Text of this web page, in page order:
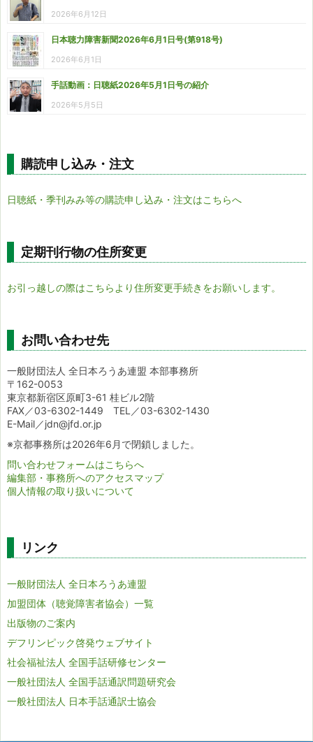
2026年6月12日
日本聴力障害新聞2026年6月1日号(第918号)
2026年6月1日
手話動画：日聴紙2026年5月1日号の紹介
2026年5月5日
購読申し込み・注文
日聴紙・季刊みみ等の購読申し込み・注文はこちらへ
定期刊行物の住所変更
お引っ越しの際はこちらより住所変更手続きをお願いします。
お問い合わせ先
一般財団法人 全日本ろうあ連盟 本部事務所
〒162-0053
東京都新宿区原町3-61 桂ビル2階
FAX／03-6302-1449 TEL／03-6302-1430
E-Mail／jdn@jfd.or.jp
※京都事務所は2026年6月で閉鎖しました。
問い合わせフォームはこちらへ
編集部・事務所へのアクセスマップ
個人情報の取り扱いについて
リンク
一般財団法人 全日本ろうあ連盟
加盟団体（聴覚障害者協会）一覧
出版物のご案内
デフリンピック啓発ウェブサイト
社会福祉法人 全国手話研修センター
一般社団法人 全国手話通訳問題研究会
一般社団法人 日本手話通訳士協会